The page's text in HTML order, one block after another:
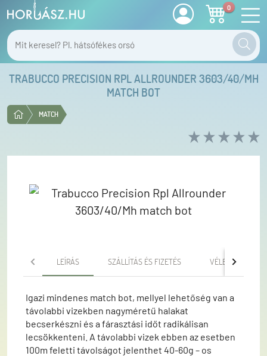
0
TRABUCCO PRECISION RPL ALLROUNDER 3603/40/MH
MATCH BOT
MATCH
LEÍRÁS SZÁLLÍTÁS ÉS FIZETÉS VÉLEMÉNYEK
Igazi mindenes match bot, mellyel lehetőség van a
távolabbi vizekben nagyméretű halakat
becserkészni és a fárasztási időt radikálisan
lecsökkenteni. A távolabbi vizek ebben az esetben
100m feletti távolságot jelenthet 40-60g – os